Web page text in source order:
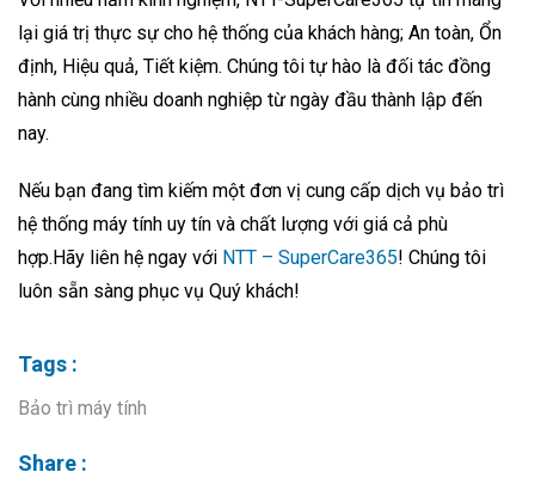
lại giá trị thực sự cho hệ thống của khách hàng; An toàn, Ổn
định, Hiệu quả, Tiết kiệm. Chúng tôi tự hào là đối tác đồng
hành cùng nhiều doanh nghiệp từ ngày đầu thành lập đến
nay.
Nếu bạn đang tìm kiếm một đơn vị cung cấp dịch vụ bảo trì
hệ thống máy tính uy tín và chất lượng với giá cả phù
hợp.Hãy liên hệ ngay với NTT – SuperCare365! Chúng tôi
luôn sẵn sàng phục vụ Quý khách!
Tags :
Bảo trì máy tính
Share :